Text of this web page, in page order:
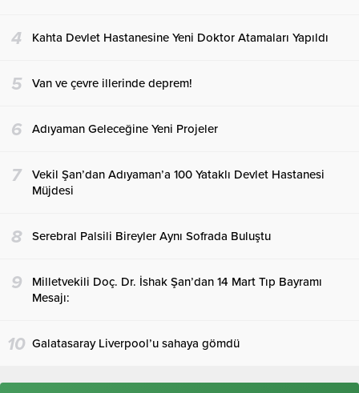
4 Kahta Devlet Hastanesine Yeni Doktor Atamaları Yapıldı
5 Van ve çevre illerinde deprem!
6 Adıyaman Geleceğine Yeni Projeler
7
Vekil Şan’dan Adıyaman’a 100 Yataklı Devlet Hastanesi
Müjdesi
8 Serebral Palsili Bireyler Aynı Sofrada Buluştu
9
Milletvekili Doç. Dr. İshak Şan’dan 14 Mart Tıp Bayramı
Mesajı:
10 Galatasaray Liverpool’u sahaya gömdü